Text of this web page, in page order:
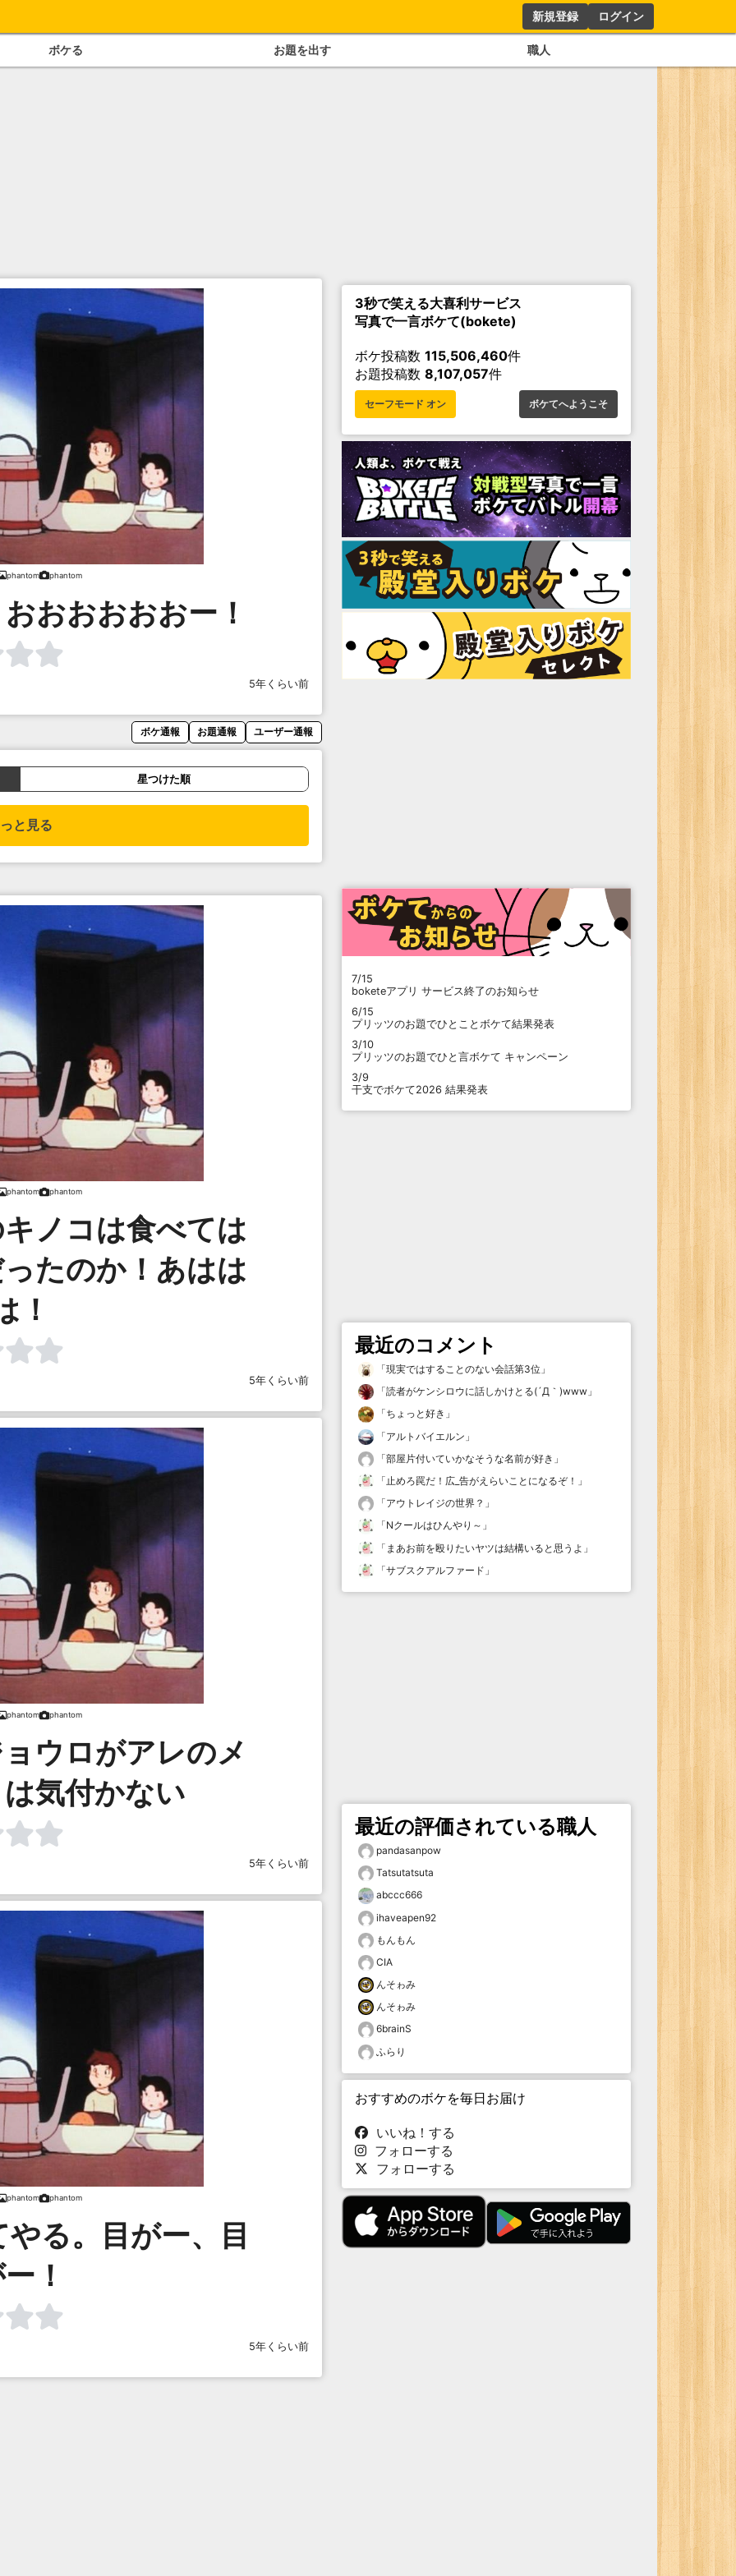
新規登録 ログイン
ボケる お題を出す 職人
phantom phantom
おおおおおー！
5年くらい前
ボケ通報 お題通報 ユーザー通報
星つけた順
と見る
phantom phantom
ノコは食べては
たのか！あはは
！
5年くらい前
phantom phantom
ウロがアレのメ
気付かない
5年くらい前
phantom phantom
る。目がー、目
！
5年くらい前
3秒で笑える大喜利サービス
写真で一言ボケて(bokete)
ボケ投稿数 115,506,460件
お題投稿数 8,107,057件
セーフモード オン ボケてへようこそ
7/15
boketeアプリ サービス終了のお知らせ
6/15
プリッツのお題でひとことボケて結果発表
3/10
プリッツのお題でひと言ボケて キャンペーン
3/9
干支でボケて2026 結果発表
最近のコメント
「現実ではすることのない会話第3位 」
「読者がケンシロウに話しかけとる(´Д｀)www 」
「ちょっと好き 」
「アルトバイエルン 」
「部屋片付いていかなそうな名前が好き 」
「止めろ罠だ！広_告がえらいことになるぞ！ 」
「アウトレイジの世界？ 」
「Nクールはひんやり～ 」
「 まあお前を殴りたいヤツは結構いると思うよ 」
「サブスクアルファード 」
最近の評価されている職人
pandasanpow
Tatsutatsuta
abccc666
ihaveapen92
もんもん
CIA
んそゎみ
んそゎみ
6brainS
ふらり
おすすめのボケを毎日お届け
いいね！する
フォローする
フォローする